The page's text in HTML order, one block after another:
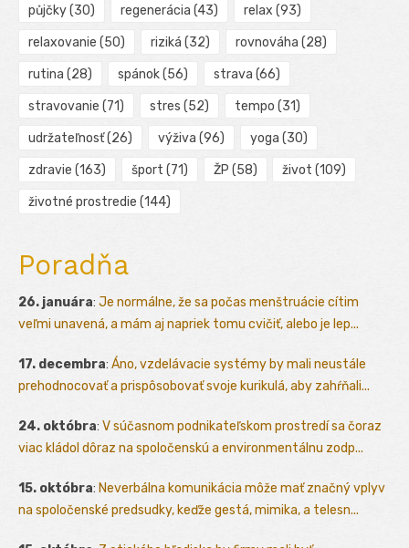
půjčky(30) regenerácia (43) relax (93)
relaxovanie (50) riziká (32) rovnováha (28)
rutina (28) spánok(56) strava (66)
stravovanie (71) stres (52) tempo (31)
udržateľnosť(26) výživa (96) yoga (30)
zdravie (163) šport (71) ŽP (58) život (109)
životné prostredie (144)
Poradňa
26. januára: Je normálne, že sa počas menštruácie cítim
veľmi unavená, a mám aj napriek tomu cvičiť, alebo je lep...
17. decembra: Áno, vzdelávacie systémy by mali neustále
prehodnocovať a prispôsobovať svoje kurikulá, aby zahŕňali...
24. októbra: V súčasnom podnikateľskom prostredí sa čoraz
viac kládol dôraz na spoločenskú a environmentálnu zodp...
15. októbra: Neverbálna komunikácia môže mať značný vplyv
na spoločenské predsudky, keďže gestá, mimika, a telesn...